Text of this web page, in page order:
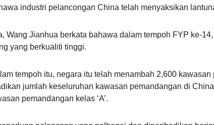
industri pelancongan China telah menyaksikan
Wang Jianhua berkata bahawa dalam tempoh FYP ke-
yang berkualiti tinggi.
tempoh itu, negara itu telah menambah 2,600
jumlah keseluruhan kawasan pemandangan di
pemandangan kelas ‘A’.